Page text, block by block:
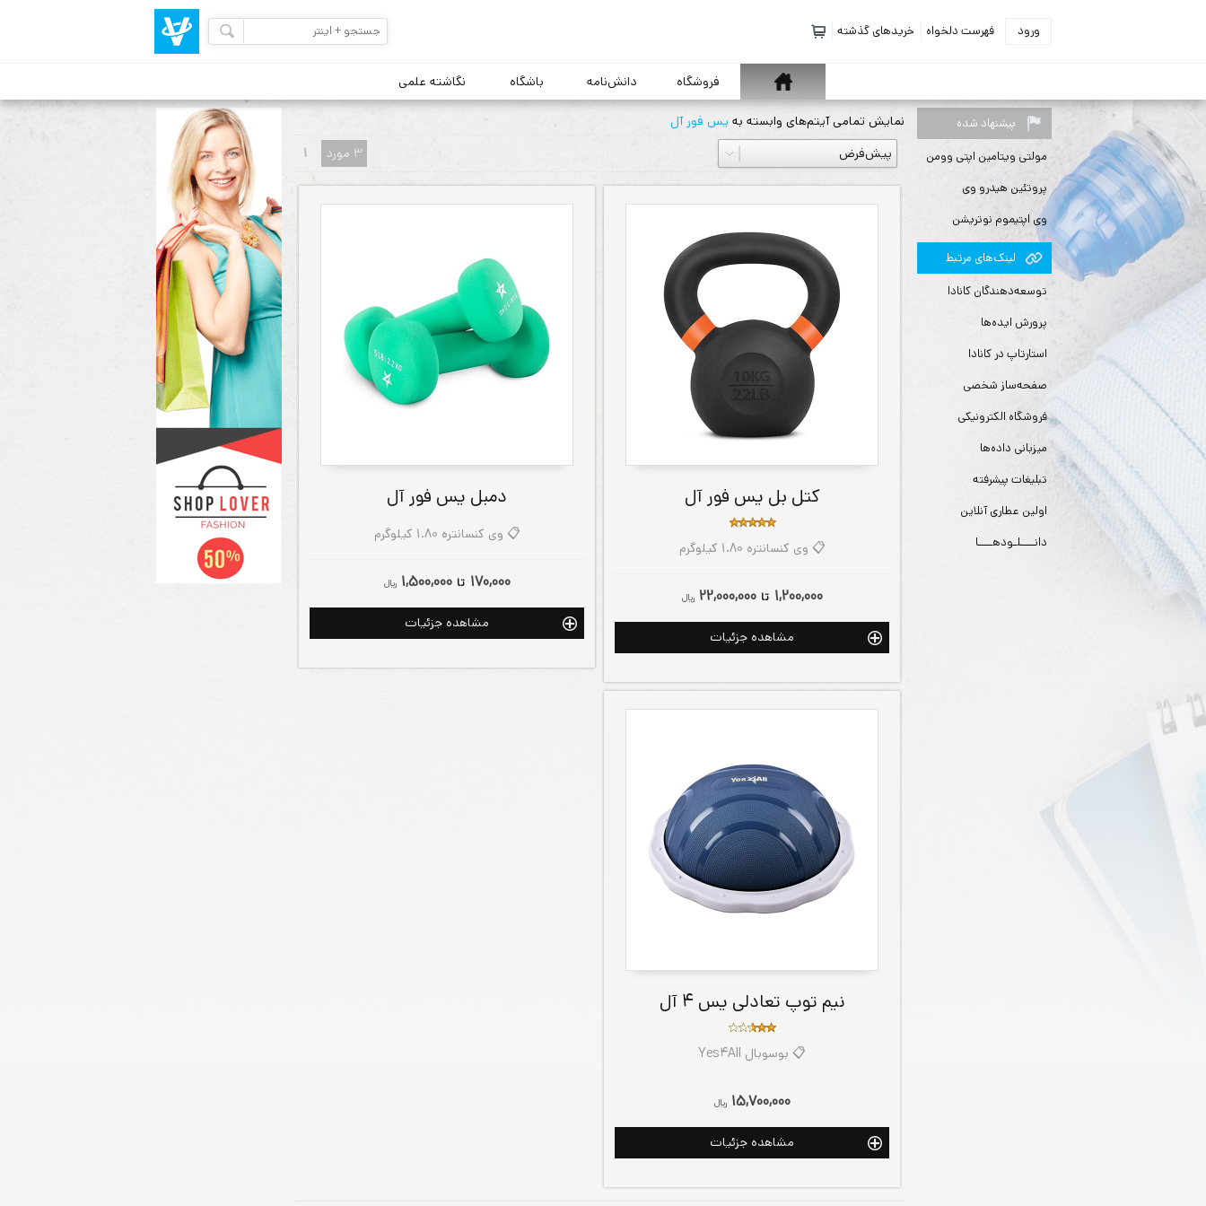
ورود فهرست دلخواه خریدهای گذشته
خانه فروشگاه دانش‌نامه باشگاه نگاشته علمی
پیشنهاد شده
مولتی ویتامین اپتی وومن
پروتئین هیدرو وی
وی اپتیموم نوتریشن
لينك‌های مرتبط
توسعه‌دهندگان کانادا
پرورش ایده‌ها
استارتاپ در کانادا
صفحه‌ساز شخصی
فروشگاه الکترونیکی
میزبانی داده‌ها
تبلیغات پیشرفته
اولین عطاری آنلاین
دانــــلـودهــــا
نمايش تمامی آيتم‌های وابسته به یس فور آل
3 مورد
1
کتل بل یس فور آل
📋 وی کنسانتره 1.80 کیلوگرم
1,200,000 تا 22,000,000 ريال
مشاهده جزئیات
نیم توپ تعادلی یس 4 آل
📋 بوسوبال Yes4All
15,700,000 ريال
مشاهده جزئیات
دمبل یس فور آل
📋 وی کنسانتره 1.80 کیلوگرم
170,000 تا 1,500,000 ريال
مشاهده جزئیات